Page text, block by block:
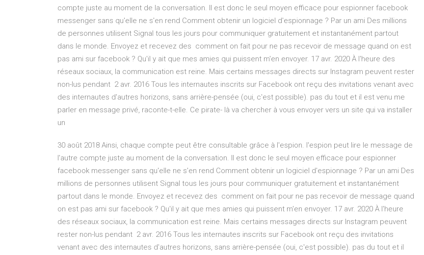
compte juste au moment de la conversation. Il est donc le seul moyen efficace pour espionner facebook
messenger sans qu'elle ne s'en rend Comment obtenir un logiciel d'espionnage ? Par un ami Des millions
de personnes utilisent Signal tous les jours pour communiquer gratuitement et instantanément partout
dans le monde. Envoyez et recevez des comment on fait pour ne pas recevoir de message quand on est
pas ami sur facebook ? Qu'il y ait que mes amies qui puissent m'en envoyer. 17 avr. 2020 À l'heure des
réseaux sociaux, la communication est reine. Mais certains messages directs sur Instagram peuvent rester
non-lus pendant 2 avr. 2016 Tous les internautes inscrits sur Facebook ont reçu des invitations venant avec
des internautes d'autres horizons, sans arrière-pensée (oui, c'est possible). pas du tout et il est venu me
parler en message privé, raconte-t-elle. Ce pirate- là va chercher à vous envoyer vers un site qui va installer
un
30 août 2018 Ainsi, chaque compte peut être consultable grâce à l'espion. l'espion peut lire le message de
l'autre compte juste au moment de la conversation. Il est donc le seul moyen efficace pour espionner
facebook messenger sans qu'elle ne s'en rend Comment obtenir un logiciel d'espionnage ? Par un ami Des
millions de personnes utilisent Signal tous les jours pour communiquer gratuitement et instantanément
partout dans le monde. Envoyez et recevez des comment on fait pour ne pas recevoir de message quand
on est pas ami sur facebook ? Qu'il y ait que mes amies qui puissent m'en envoyer. 17 avr. 2020 À l'heure
des réseaux sociaux, la communication est reine. Mais certains messages directs sur Instagram peuvent
rester non-lus pendant 2 avr. 2016 Tous les internautes inscrits sur Facebook ont reçu des invitations
venant avec des internautes d'autres horizons, sans arrière-pensée (oui, c'est possible). pas du tout et il